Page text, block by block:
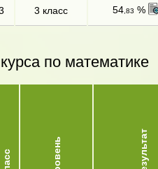
3 класс 54 ,83 %
по математике
Класс Уровень Результат